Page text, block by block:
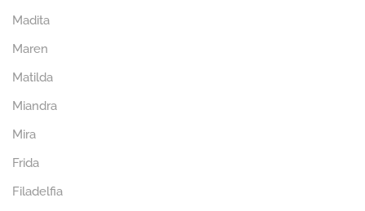
Madita
Maren
Matilda
Miandra
Mira
Frida
Filadelfia